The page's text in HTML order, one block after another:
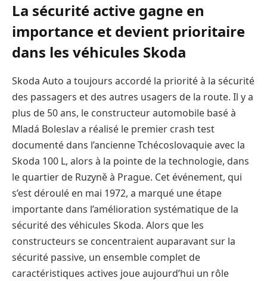
La sécurité active gagne en
importance et devient prioritaire
dans les véhicules Skoda
Skoda Auto a toujours accordé la priorité à la sécurité
des passagers et des autres usagers de la route. Il y a
plus de 50 ans, le constructeur automobile basé à
Mladá Boleslav a réalisé le premier crash test
documenté dans l’ancienne Tchécoslovaquie avec la
Skoda 100 L, alors à la pointe de la technologie, dans
le quartier de Ruzyně à Prague. Cet événement, qui
s’est déroulé en mai 1972, a marqué une étape
importante dans l’amélioration systématique de la
sécurité des véhicules Skoda. Alors que les
constructeurs se concentraient auparavant sur la
sécurité passive, un ensemble complet de
caractéristiques actives joue aujourd’hui un rôle